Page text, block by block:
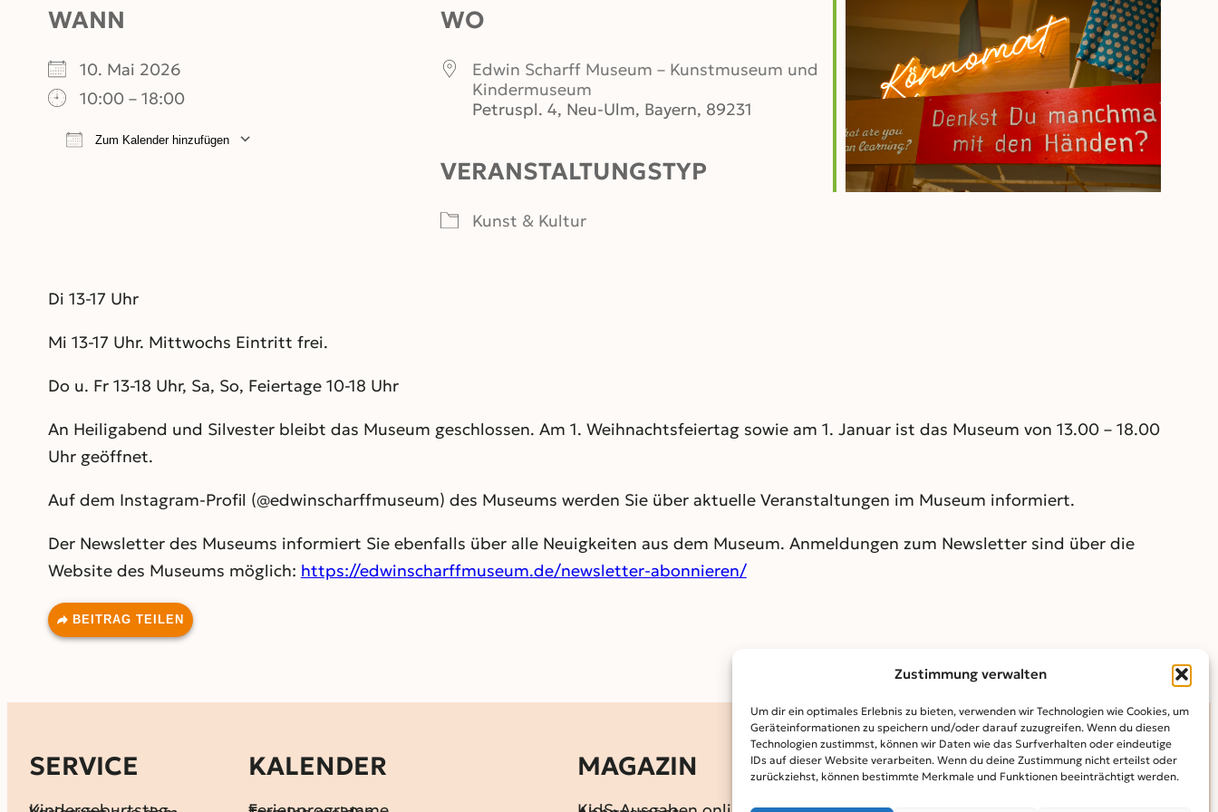
Zustimmung verwalten
Um dir ein optimales Erlebnis zu bieten, verwenden wir Technologien wie Cookies, um
Geräteinformationen zu speichern und/oder darauf zuzugreifen. Wenn du diesen
Technologien zustimmst, können wir Daten wie das Surfverhalten oder eindeutige
IDs auf dieser Website verarbeiten. Wenn du deine Zustimmung nicht erteilst oder
zurückziehst, können bestimmte Merkmale und Funktionen beeinträchtigt werden.
WANN
10. Mai 2026
10:00 – 18:00
Zum Kalender hinzufügen
iCalendar Office 365 Outlook Live
WO
Edwin Scharff Museum – Kunstmuseum und
Kindermuseum
Petruspl. 4, Neu-Ulm, Bayern, 89231
VERANSTALTUNGSTYP
Kunst & Kultur
Di 13-17 Uhr
Mi 13-17 Uhr. Mittwochs Eintritt frei.
Do u. Fr 13-18 Uhr, Sa, So, Feiertage 10-18 Uhr
An Heiligabend und Silvester bleibt das Museum geschlossen. Am 1. Weihnachtsfeiertag sowie am 1. Januar ist das Museum von 13.00 – 18.00
Uhr geöffnet.
Auf dem Instagram-Profil (@edwinscharffmuseum) des Museums werden Sie über aktuelle Veranstaltungen im Museum informiert.
Der Newsletter des Museums informiert Sie ebenfalls über alle Neuigkeiten aus dem Museum. Anmeldungen zum Newsletter sind über die
Website des Museums möglich: https://edwinscharffmuseum.de/newsletter-abonnieren/
BEITRAG TEILEN
SERVICE KALENDER MAGAZIN INFO